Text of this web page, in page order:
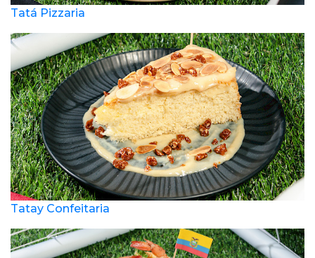
Tatá Pizzaria
Tatay Confeitaria